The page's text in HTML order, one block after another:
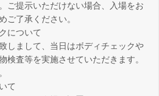
ご提示いただけない場合、入場をお
ご了承ください。
について
しまして、当日はボディチェックや
検査等を実施させていただきます。
て